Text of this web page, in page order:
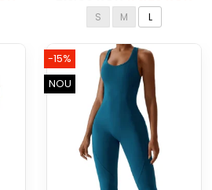
S M L
-15%
NOU